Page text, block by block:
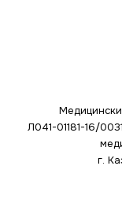
Л041-01181-16/
г.